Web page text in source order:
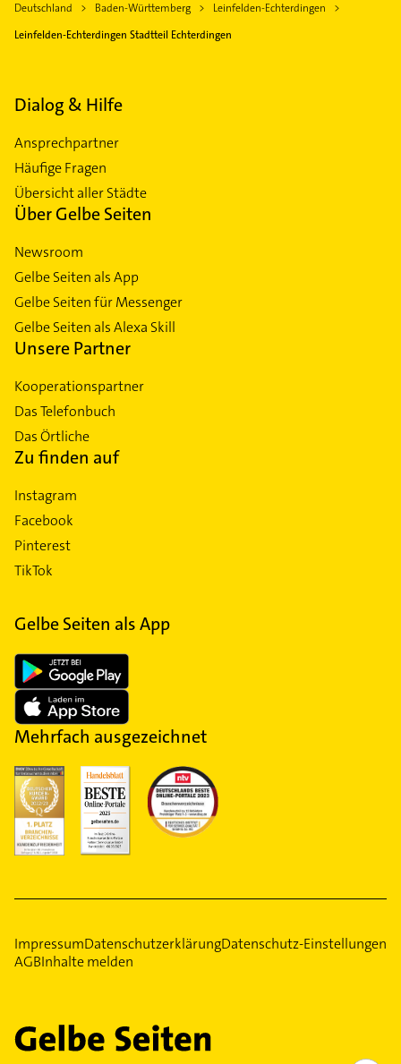
Deutschland Baden-Württemberg
Leinfelden-Echterdingen
Leinfelden-Echterdingen Stadtteil Echterdingen
Dialog & Hilfe
Ansprechpartner
Häufige Fragen
Übersicht aller Städte
Über Gelbe Seiten
Newsroom
Gelbe Seiten als App
Gelbe Seiten für Messenger
Gelbe Seiten als Alexa Skill
Unsere Partner
Kooperationspartner
Das Telefonbuch
Das Örtliche
Zu finden auf
Instagram
Facebook
Pinterest
TikTok
Gelbe Seiten als App
Mehrfach ausgezeichnet
ImpressumDatenschutzerklärungDatenschutz-Einstellungen
AGBInhalte melden